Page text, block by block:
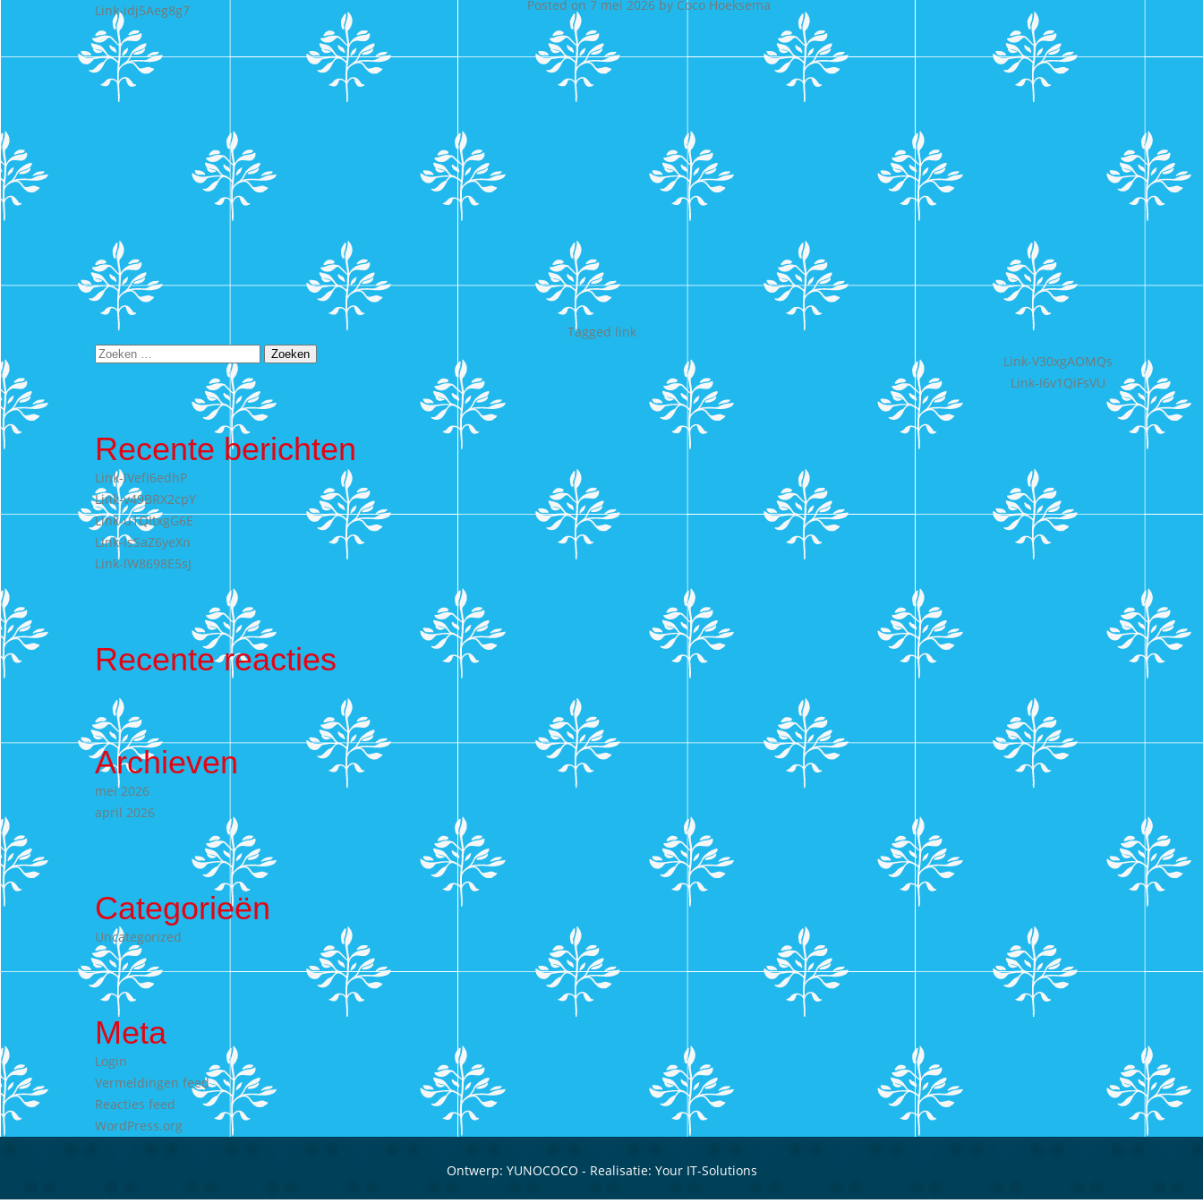
Link-idj5Aeg8g7 Posted on 7 mei 2026 by Coco Hoeksema
Tagged link
Bericht
navigatie
Link-V30xgAOMQs
Link-I6v1QiFsVU
Zoeken
Recente berichten
Link-lVefI6edhP
Link-v49BRX2cpY
Link-u1QItxgG6E
Link-IsSaZ6yeXn
Link-lW8698E5sJ
Recente reacties
Archieven
mei 2026
april 2026
Categorieën
Uncategorized
Meta
Login
Vermeldingen feed
Reacties feed
WordPress.org
Ontwerp: YUNOCOCO - Realisatie: Your IT-Solutions